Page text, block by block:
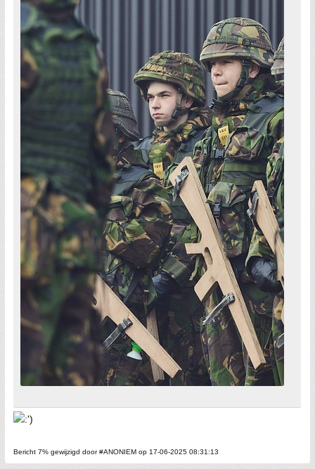
Bericht 7% gewijzigd door #ANONIEM op 17-06-2025 08:31:13